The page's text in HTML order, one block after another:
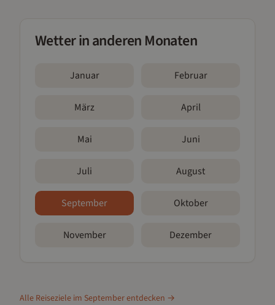
Wetter in anderen Monaten
Januar Februar
März April
Mai Juni
Juli August
September Oktober
November Dezember
Alle Reiseziele im Septemberentdecken →